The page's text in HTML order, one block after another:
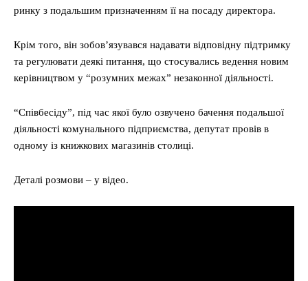
ринку з подальшим призначенням її на посаду директора.
Крім того, він зобов’язувався надавати відповідну підтримку
та регулювати деякі питання, що стосувались ведення новим
керівництвом у “розумних межах” незаконної діяльності.
“Співбесіду”, під час якої було озвучено бачення подальшої
діяльності комунального підприємства, депутат провів в
одному із книжкових магазинів столиці.
Деталі розмови – у відео.